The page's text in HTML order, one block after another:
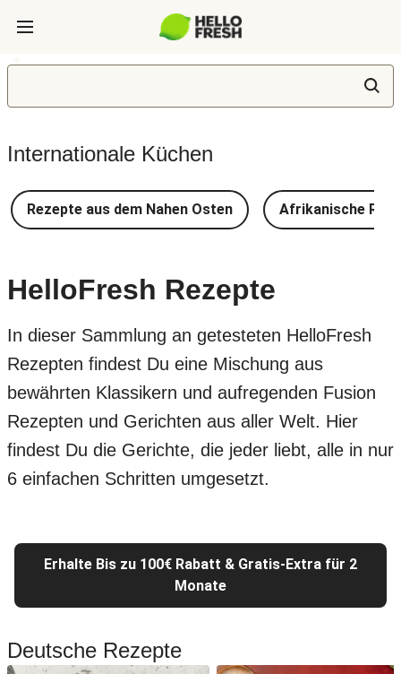
Internationale Küchen
Rezepte aus dem Nahen Osten Afrikanische
HelloFresh Rezepte
In dieser Sammlung an getesteten HelloFresh
Rezepten findest Du eine Mischung aus
bewährten Klassikern und aufregenden Fusion
Rezepten und Gerichten aus aller Welt. Hier
findest Du die Gerichte, die jeder liebt, alle in nur
6 einfachen Schritten umgesetzt.
Erhalte Bis zu 100€ Rabatt & Gratis-Extra für 2
Monate
Deutsche Rezepte